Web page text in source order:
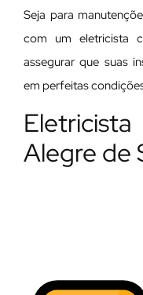
Seja para
com um eletricista
assegurar que suas
em perfeitas
Alegre de